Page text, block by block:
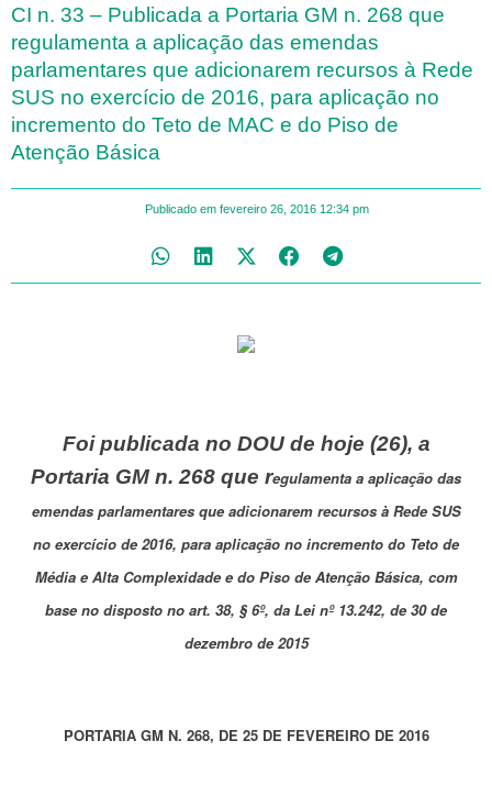
CI n. 33 – Publicada a Portaria GM n. 268 que
regulamenta a aplicação das emendas
parlamentares que adicionarem recursos à Rede
SUS no exercício de 2016, para aplicação no
incremento do Teto de MAC e do Piso de
Atenção Básica
Publicado em fevereiro 26, 2016 12:34 pm
Foi publicada no DOU de hoje (26), a
Portaria GM n. 268 que regulamenta a aplicação das
emendas parlamentares que adicionarem recursos à Rede SUS
no exercício de 2016, para aplicação no incremento do Teto de
Média e Alta Complexidade e do Piso de Atenção Básica, com
base no disposto no art. 38, § 6º, da Lei nº 13.242, de 30 de
dezembro de 2015
PORTARIA GM N. 268, DE 25 DE FEVEREIRO DE 2016